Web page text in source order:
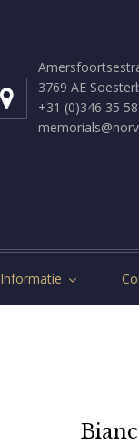
3769 AE
+31 (0)346 35
Informatie